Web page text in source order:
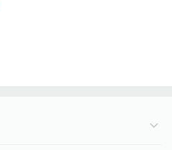
– 1000 руб.